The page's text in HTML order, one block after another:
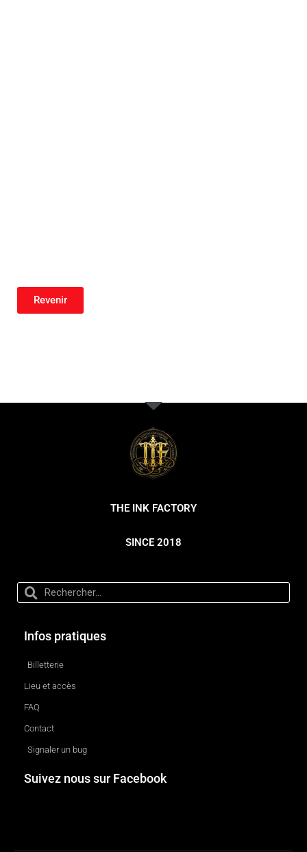
Revenir
THE INK FACTORY
SINCE 2018
Infos pratiques
Billetterie
Lieu et accès
FAQ
Contact
Signaler un bug
Suivez nous sur Facebook